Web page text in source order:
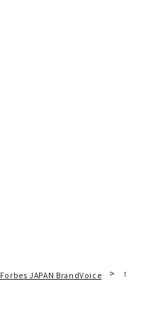
Forbes JAPAN BrandVoice 「